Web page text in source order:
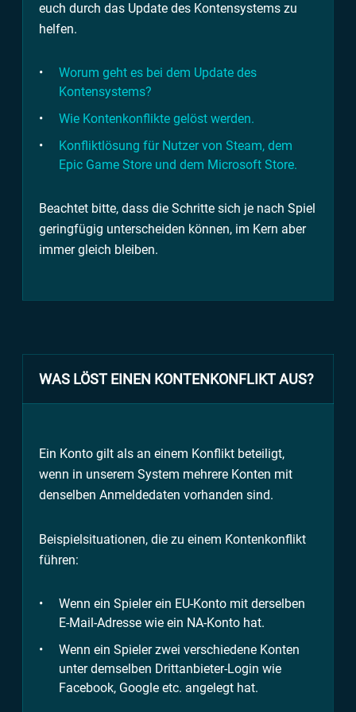
euch durch das Update des Kontensystems zu
helfen.
Worum geht es bei dem Update des
Kontensystems?
Wie Kontenkonflikte gelöst werden.
Konfliktlösung für Nutzer von Steam, dem
Epic Game Store und dem Microsoft Store.
Beachtet bitte, dass die Schritte sich je nach Spiel
geringfügig unterscheiden können, im Kern aber
immer gleich bleiben.
WAS LÖST EINEN KONTENKONFLIKT AUS?
Ein Konto gilt als an einem Konflikt beteiligt,
wenn in unserem System mehrere Konten mit
denselben Anmeldedaten vorhanden sind.
Beispielsituationen, die zu einem Kontenkonflikt
führen:
Wenn ein Spieler ein EU-Konto mit derselben
E-Mail-Adresse wie ein NA-Konto hat.
Wenn ein Spieler zwei verschiedene Konten
unter demselben Drittanbieter-Login wie
Facebook, Google etc. angelegt hat.